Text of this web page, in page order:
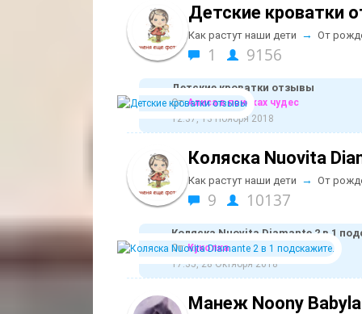
Детские кроватки
Как растут наши дети → От
1 9156
Детские кроватки отзывы
От:Алиса в поисках чудес
12:37, 13 Ноября 2018
Коляска Nuovita
Как растут наши дети → От
9 10137
Коляска Nuovita Diamante 2 в 1
От:Куколка
17:35, 28 Октября 2018
Манеж Noony